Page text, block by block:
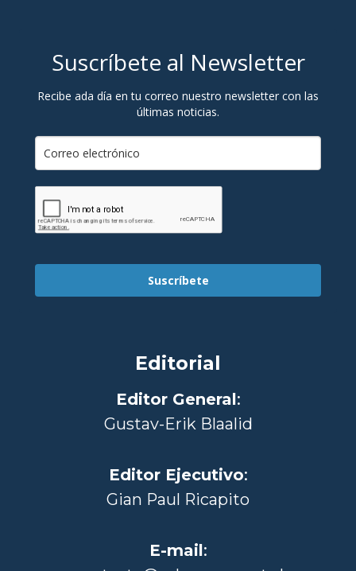
Suscríbete al Newsletter
Recibe ada día en tu correo nuestro newsletter con las
últimas noticias.
Suscríbete
Editorial
Editor General:
Gustav-Erik Blaalid
Editor Ejecutivo:
Gian Paul Ricapito
E-mail: